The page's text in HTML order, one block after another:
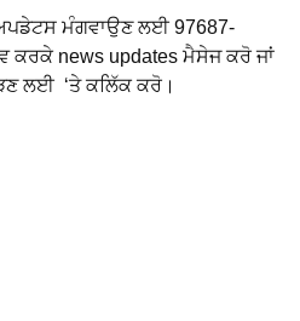
ਮੰਗਵਾਉਣ ਲਈ 97687-
ਕਰਕੇ news updates ਮੈਸੇਜ ਕਰੋ ਜਾਂ
ਲਈ ‘ਤੇ ਕਲਿੱਕ ਕਰੋ।